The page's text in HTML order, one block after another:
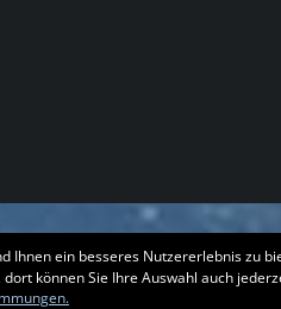
Ihnen ein besseres Nutzererlebnis zu
können Sie Ihre Auswahl auch